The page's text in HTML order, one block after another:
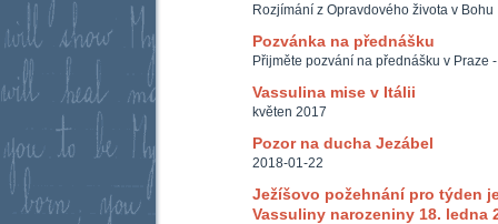
Rozjímání z Opravdového života v Bohu
Pozvánka na přednášku
Přijměte pozvání na přednášku v Praze
Vassulina mise v Itálii
květen 2017
Pozor na ducha Jezábel
2018-01-22
Ježíšovo požehnání pro týden
Vassuliny narozeniny 18. ledna